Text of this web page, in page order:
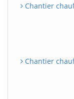
Chantier
Chantier